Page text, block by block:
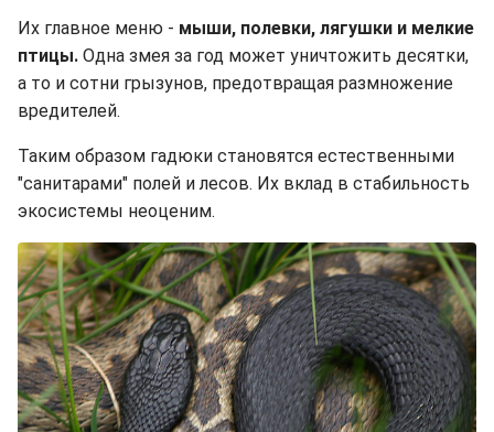
Их главное меню - мыши, полевки, лягушки и мелкие
птицы. Одна змея за год может уничтожить десятки,
а то и сотни грызунов, предотвращая размножение
вредителей.
Таким образом гадюки становятся естественными
"санитарами" полей и лесов. Их вклад в стабильность
экосистемы неоценим.